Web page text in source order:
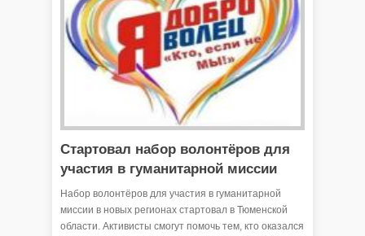
Стартовал набор волонтёров для
участия в гуманитарной миссии
Набор волонтёров для участия в гуманитарной
миссии в новых регионах стартовал в Тюменской
области. Активисты смогут помочь тем, кто оказался